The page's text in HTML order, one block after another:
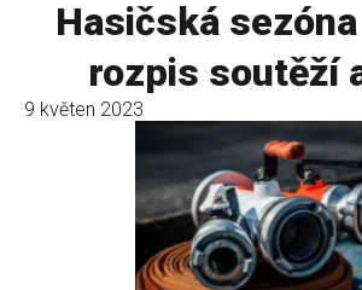
Hasičská
rozpis soutěží
9 květen 2023